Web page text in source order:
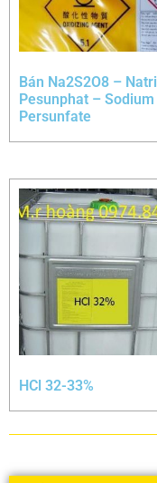
Bán Na2S2O8 – Natri
Pesunphat – Sodium
Persunfate
HCl 32-33%